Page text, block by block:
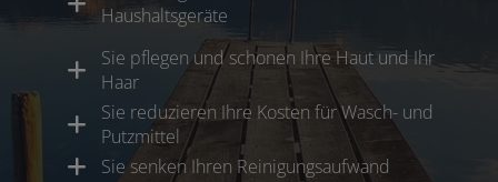
Haushaltsgeräte
Sie pflegen und schonen Ihre Haut und Ihr
Haar
Sie reduzieren Ihre Kosten für Wasch- und
Putzmittel
Sie senken Ihren Reinigungsaufwand